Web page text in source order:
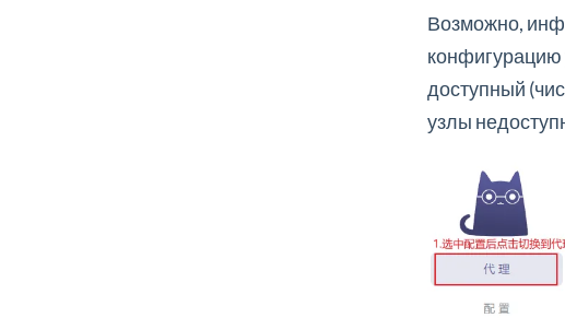
Возможно,
конфигурацию
доступный
узлы